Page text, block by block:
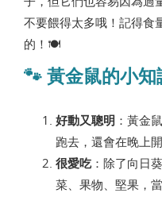
不要餵得太多哦！記得食
的！🍽
🐾 黃金鼠的小知
好動又聰明 ：黃金
跑去，還會在晚上
很愛吃：除了向日
菜、果物、堅果，